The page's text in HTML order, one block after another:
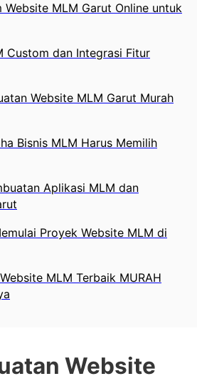
Website MLM Garut Online untuk
Custom dan Integrasi Fitur
Website MLM Garut Murah
Bisnis MLM Harus Memilih
Aplikasi MLM dan
Proyek Website MLM di
MLM Terbaik MURAH
Website